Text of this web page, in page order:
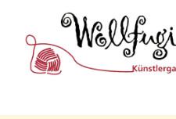
content